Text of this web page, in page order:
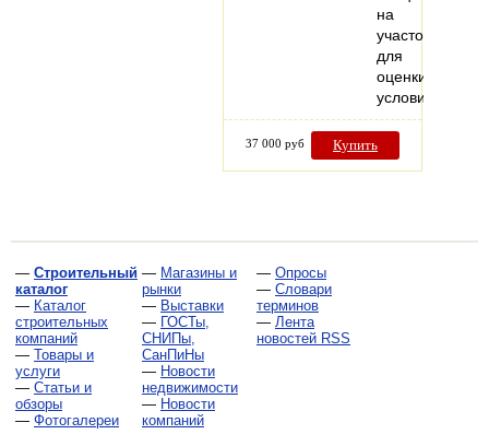
на
участок
для
оценки
условий…
37 000 руб Купить
— Строительный
каталог
— Каталог
строительных
компаний
— Товары и
услуги
— Статьи и
обзоры
— Фотогалереи
— Магазины и
рынки
— Выставки
— ГОСТы,
СНИПы,
СанПиНы
— Новости
недвижимости
— Новости
компаний
— Опросы
— Словари
терминов
— Лента
новостей RSS